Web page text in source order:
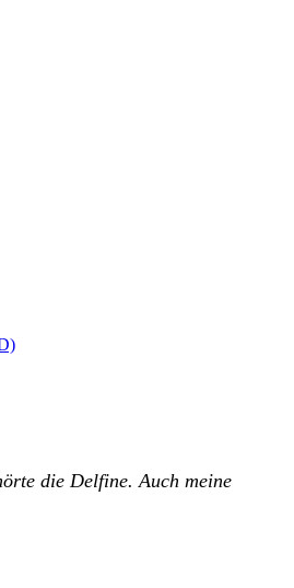
die Delfine. Auch meine